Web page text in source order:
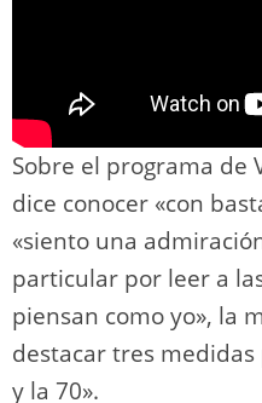
Sobre el programa de
dice conocer «con
«siento una
particular por leer a
piensan como yo», la
destacar tres medidas
y la 70».